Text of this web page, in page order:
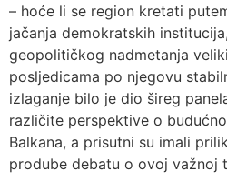
– hoće li se region kretati
jačanja demokratskih
geopolitičkog nadmetanja
posljedicama po njegovu
izlaganje bilo je dio šireg
različite perspektive o
Balkana, a prisutni su imali
prodube debatu o ovoj važnoj